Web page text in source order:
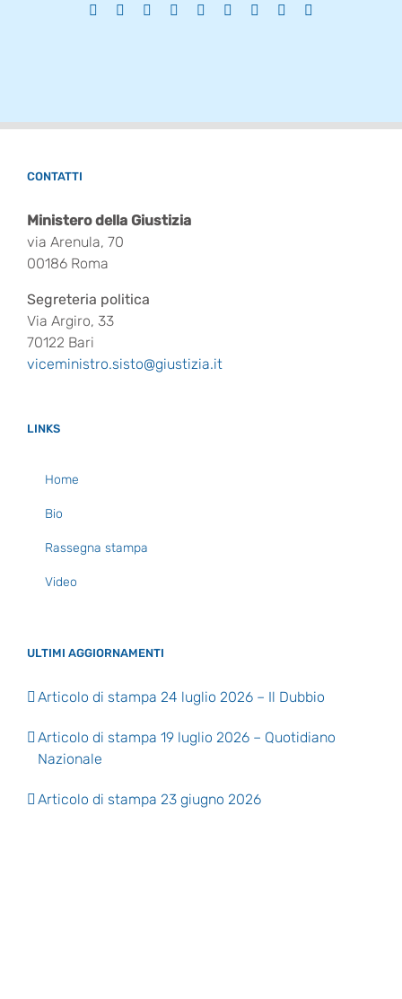
Facebook Reddit LinkedInWhatsApp
TumblrPinterest
CONTATTI
Ministero della Giustizia
via Arenula, 70
00186 Roma
Segreteria politica
Via Argiro, 33
70122 Bari
viceministro.sisto@giustizia.it
LINKS
Home
Bio
Rassegna stampa
Video
ULTIMI AGGIORNAMENTI
Articolo di stampa 24 luglio 2026 – Il Dubbio
Articolo di stampa 19 luglio 2026 – Quotidiano
Nazionale
Articolo di stampa 23 giugno 2026